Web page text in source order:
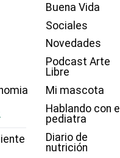
Buena Vida
Sociales
Novedades
Podcast Arte
Libre
Mi mascota
Hablando con el
pediatra
Diario de
nutrición